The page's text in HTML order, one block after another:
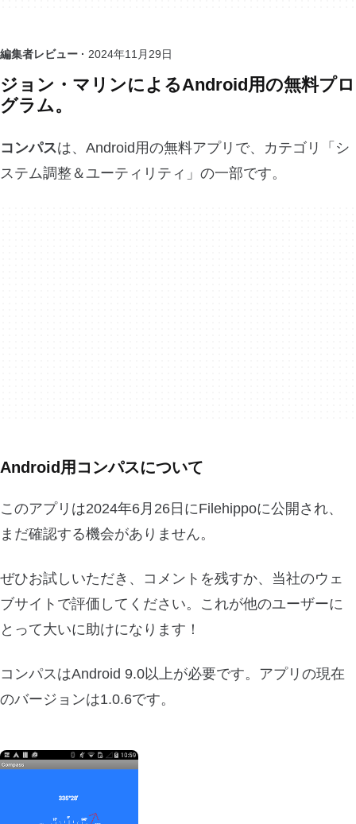
編集者レビュー · 2024年11月29日
ジョン・マリンによるAndroid用の無料プロ
グラム。
コンパスは、Android用の無料アプリで、カテゴリ「シ
ステム調整＆ユーティリティ」の一部です。
Android用コンパスについて
このアプリは2024年6月26日にFilehippoに公開され、
まだ確認する機会がありません。
ぜひお試しいただき、コメントを残すか、当社のウェ
ブサイトで評価してください。これが他のユーザーに
とって大いに助けになります！
コンパスはAndroid 9.0以上が必要です。アプリの現在
のバージョンは1.0.6です。